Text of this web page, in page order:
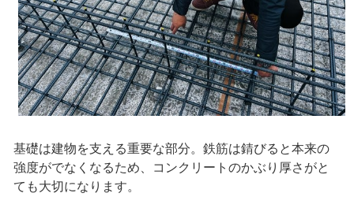
基礎は建物を支える重要な部分。鉄筋は錆びると本来の
強度がでなくなるため、コンクリートのかぶり厚さがと
ても大切になります。